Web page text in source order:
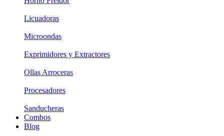
Licuadoras
Microondas
Exprimidores y Extractores
Ollas Arroceras
Procesadores
Sanducheras
Combos
Blog